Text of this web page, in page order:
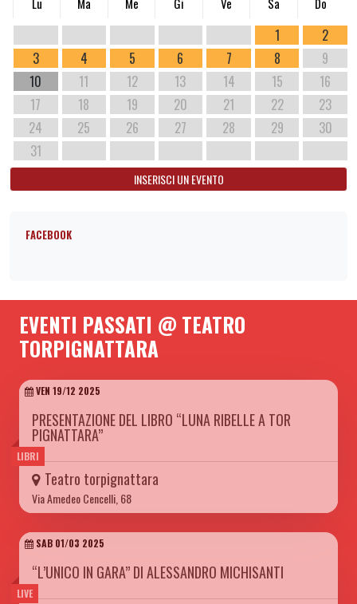
1
2
3
4 5 6 7 8
9
10
11 12 13 14 15
16
17
18 19 20 21 22
23
24
25 26 27 28 29
30
31
INSERISCI UN EVENTO
FACEBOOK
EVENTI PASSATI @ TEATRO
TORPIGNATTARA
LIBRI
VEN 19/12 2025
PRESENTAZIONE DEL LIBRO “LUNA RIBELLE A TOR
PIGNATTARA”
Teatro torpignattara
Via Amedeo Cencelli, 68
LIVE
SAB 01/03 2025
“L’UNICO IN GARA” DI ALESSANDRO MICHISANTI